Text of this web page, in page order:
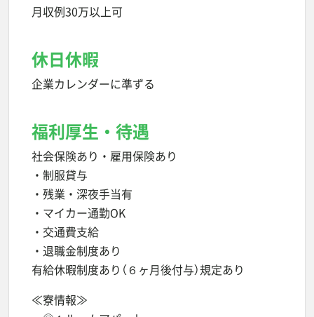
月収例30万以上可
休日休暇
企業カレンダーに準ずる
福利厚生・待遇
社会保険あり・雇用保険あり
・制服貸与
・残業・深夜手当有
・マイカー通勤OK
・交通費支給
・退職金制度あり
有給休暇制度あり（６ヶ月後付与）規定あり
≪寮情報≫